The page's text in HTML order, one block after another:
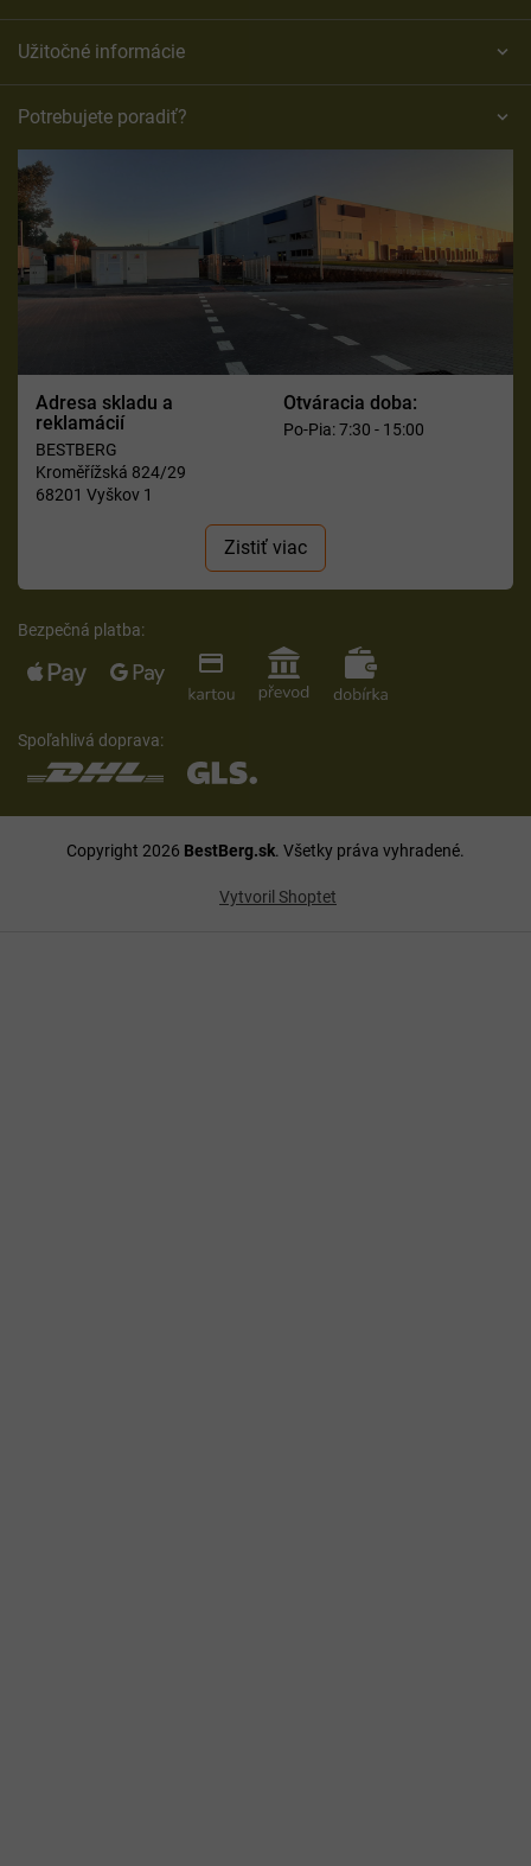
Užitočné informácie
Potrebujete poradiť?
Adresa skladu a
reklamácií
BESTBERG
Kroměřížská 824/29
68201 Vyškov 1
Otváracia doba:
Po-Pia: 7:30 - 15:00
Zistiť viac
Bezpečná platba:
Spoľahlivá doprava:
Vytvoril Shoptet
Copyright 2026 BestBerg.sk. Všetky práva vyhradené.